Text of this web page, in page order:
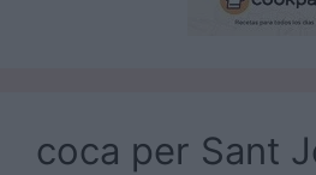
coca per Sant